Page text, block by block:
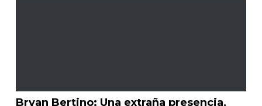
Bryan Bertino: Una extraña presencia,